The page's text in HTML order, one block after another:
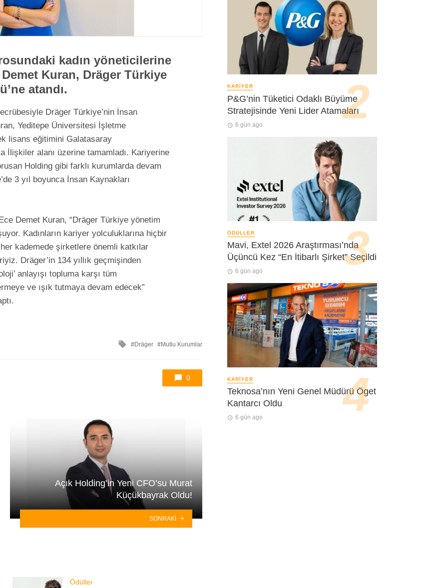
kadın yöneticilerine
Kuran, Dräger Türkiye
atandı.
Dräger Türkiye’nin İnsan
Yeditepe Üniversitesi İşletme
lisans eğitimini Galatasaray
İlişkiler alanı üzerine tamamladı. Kariyerine
Holding gibi farklı kurumlarda devam
3 yıl boyunca İnsan Kaynakları
Demet Kuran, “Dräger Türkiye yönetim
Kadınların kariyer yolculuklarına hiçbir
kademede şirketlere önemli katkılar
Dräger’in 134 yıllık geçmişinden
anlayışı topluma karşı tüm
ve ışık tutmaya devam edecek”
ileDräger Mutlu Kurumlar
0
Açık Holding’in Yeni CFO’su Murat
Küçükbayrak Oldu!
SONRAKI
Ödüller
KARIYER
P&G’nin Tüketici Odaklı Büyüme
Stratejisinde Yeni Lider Atamaları
6 gün ago
ÖDÜLLER
Mavi, Extel 2026 Araştırması’nda
Üçüncü Kez “En İtibarlı Şirket” Seçildi
6 gün ago
KARIYER
Teknosa’nın Yeni Genel Müdürü Öget
Kantarcı Oldu
6 gün ago